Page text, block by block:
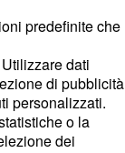
predefinite che
dati
di pubblicità
personalizzati.
o la
dei